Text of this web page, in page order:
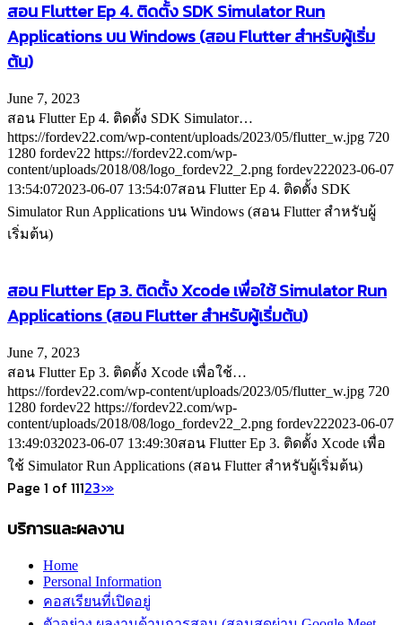
สอน Flutter Ep 4. ติดตั้ง SDK Simulator Run
Applications บน Windows (สอน Flutter สำหรับผู้เริ่ม
ต้น)
June 7, 2023
สอน Flutter Ep 4. ติดตั้ง SDK Simulator…
https://fordev22.com/wp-content/uploads/2023/05/flutter_w.jpg 720
1280 fordev22 https://fordev22.com/wp-
content/uploads/2018/08/logo_fordev22_2.png fordev222023-06-07
13:54:072023-06-07 13:54:07สอน Flutter Ep 4. ติดตั้ง SDK
Simulator Run Applications บน Windows (สอน Flutter สำหรับผู้
เริ่มต้น)
สอน Flutter Ep 3. ติดตั้ง Xcode เพื่อใช้ Simulator Run
Applications (สอน Flutter สำหรับผู้เริ่มต้น)
June 7, 2023
สอน Flutter Ep 3. ติดตั้ง Xcode เพื่อใช้…
https://fordev22.com/wp-content/uploads/2023/05/flutter_w.jpg 720
1280 fordev22 https://fordev22.com/wp-
content/uploads/2018/08/logo_fordev22_2.png fordev222023-06-07
13:49:032023-06-07 13:49:30สอน Flutter Ep 3. ติดตั้ง Xcode เพื่อ
ใช้ Simulator Run Applications (สอน Flutter สำหรับผู้เริ่มต้น)
Page 1 of 11123›»
บริการและผลงาน
Home
Personal Information
คอสเรียนที่เปิดอยู่